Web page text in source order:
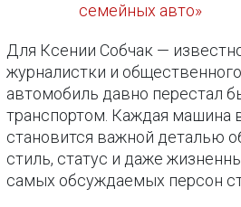
семейных авто»
Для Ксении Собчак —
журналистки и
автомобиль давно перестал
транспортом. Каждая машина
становится важной деталью
стиль, статус и даже
самых обсуждаемых персон